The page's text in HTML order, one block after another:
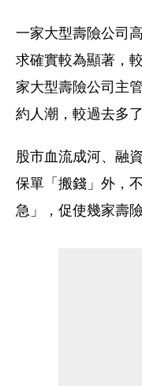
一家大型壽險公司
求確實較為顯著，
家大型壽險公司主
約人潮，較過去多
股市血流成河、融
保單「搬錢」外，
急」，促使幾家壽